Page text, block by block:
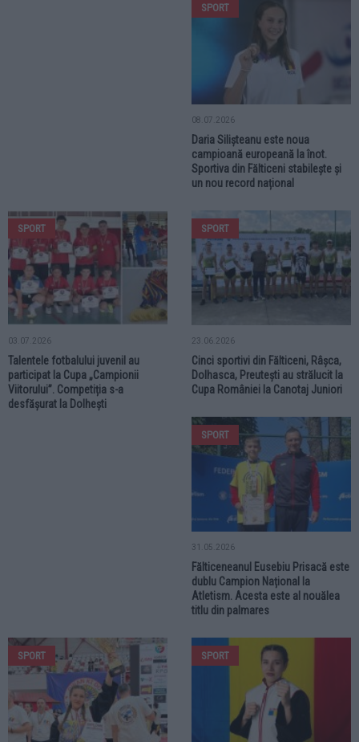
SPORT
08.07.2026
Daria Silișteanu este noua
campioană europeană la înot.
Sportiva din Fălticeni stabilește și
un nou record național
SPORT
03.07.2026
Talentele fotbalului juvenil au
participat la Cupa „Campionii
Viitorului”. Competiția s-a
desfășurat la Dolhești
SPORT
23.06.2026
Cinci sportivi din Fălticeni, Râșca,
Dolhasca, Preutești au strălucit la
Cupa României la Canotaj Juniori
SPORT
31.05.2026
Fălticeneanul Eusebiu Prisacă este
dublu Campion Național la
Atletism. Acesta este al nouălea
titlu din palmares
SPORT SPORT